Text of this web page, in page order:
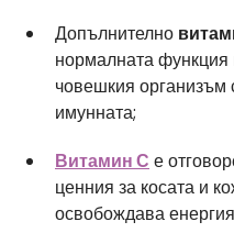
Допълнително
нормалната функция
човешкия
имунната;
Витамин С е
ценния за косата и
освобождава